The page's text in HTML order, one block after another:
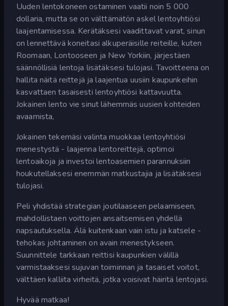
Uuden lentokoneen ostaminen vaatii noin 5 000
dollaria, mutta se on välttämätön askel lentoyhtiösi
laajentamisessa. Kerätäksesi vaadittavat varat, sinun
on lennettävä koneitasi alkuperäisille reiteille, kuten
Roomaan, Lontooseen ja New Yorkiin, järjestäen
säännöllisiä lentoja lisätäksesi tulojasi. Tavoitteena on
hallita näitä reittejä ja laajentua uusiin kaupunkeihin
kasvattaen tasaisesti lentoyhtiösi kattavuutta.
Jokainen lento vie sinut lähemmäs uusien kohteiden
avaamista,
Jokainen tekemäsi valinta muokkaa lentoyhtiösi
menestystä - laajenna lentoreittejä, optimoi
lentoaikoja ja investoi lentoasemien parannuksiin
houkutellaksesi enemmän matkustajia ja lisätäksesi
tulojasi.
Peli yhdistää strategian joutilaaseen pelaamiseen,
mahdollistaen voittojen ansaitsemisen yhdellä
napsautuksella. Älä kuitenkaan vain istu ja katsele -
tehokas johtaminen on avain menestykseen.
Suunnittele tarkkaan reittisi kaupunkien välillä
varmistaaksesi sujuvan toiminnan ja tasaiset voitot,
välttäen kalliita virheitä, jotka voisivat häiritä lentojasi.
Hyvää matkaa!